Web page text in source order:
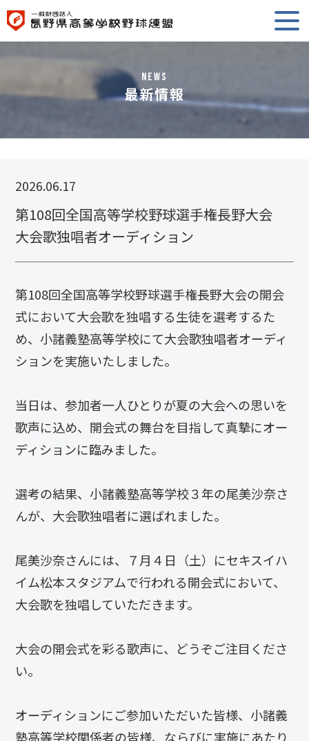
NEWS
最新情報
2026.06.17
第108回全国高等学校野球選手権長野大会
大会歌独唱者オーディション
第108回全国高等学校野球選手権長野大会の開会
式において大会歌を独唱する生徒を選考するた
め、小諸義塾高等学校にて大会歌独唱者オーディ
ションを実施いたしました。
当日は、参加者一人ひとりが夏の大会への思いを
歌声に込め、開会式の舞台を目指して真摯にオー
ディションに臨みました。
選考の結果、小諸義塾高等学校３年の尾美沙奈さ
んが、大会歌独唱者に選ばれました。
尾美沙奈さんには、７月４日（土）にセキスイハ
イム松本スタジアムで行われる開会式において、
大会歌を独唱していただきます。
大会の開会式を彩る歌声に、どうぞご注目くださ
い。
オーディションにご参加いただいた皆様、小諸義
塾高等学校関係者の皆様、ならびに実施にあたり